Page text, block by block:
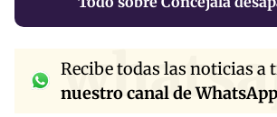
Recibe todas las noticias a
nuestro canal de WhatsApp